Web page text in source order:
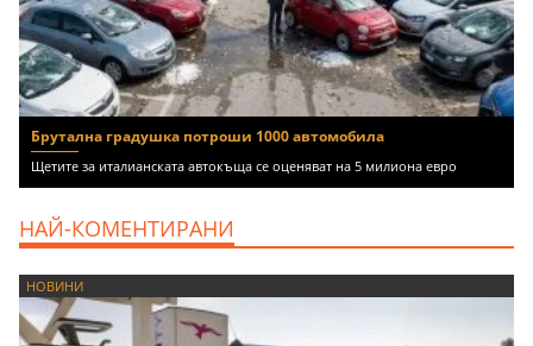
Брутална градушка потроши 1000 автомобила
Щетите за италианската автокъща се оценяват на 5 милиона евро
НАЙ-КОМЕНТИРАНИ
НОВИНИ